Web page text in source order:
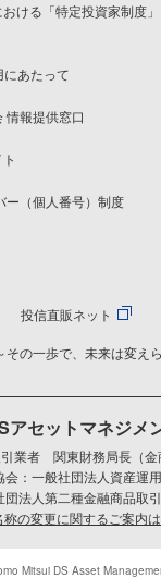
おける「特定投資家制度
あたって
情報提供窓口
ー（個人番号）制度
投信直販ネット
その一歩で、未来は変え
アセットマネジメ
業者 関東財務局長（金
会：一般社団法人資産運
団法人第二種金融商品取
称の変更に関するご案内
Mitsui DS Asset